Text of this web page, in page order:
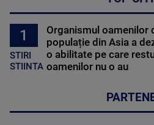
1
STIRI
STIINTA
Organismul oamenilor
populație din Asia a
o abilitate pe care
oamenilor nu o au